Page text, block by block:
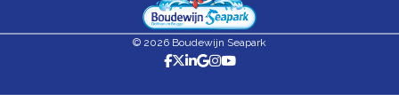
© 2026 Boudewijn Seapark